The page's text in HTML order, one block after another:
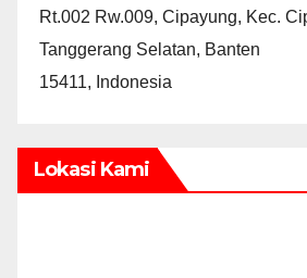
Rt.002 Rw.009, Cipayung, Kec.
Tanggerang Selatan, Banten
15411, Indonesia
Lokasi Kami